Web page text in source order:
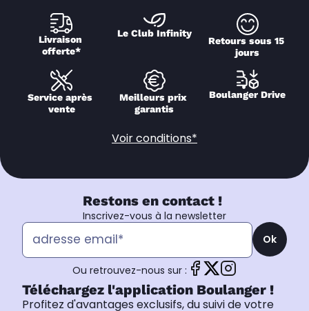
Livraison
offerte*
Le Club Infinity
Retours sous 15
jours
Service après
vente
Meilleurs prix
garantis
Boulanger Drive
Voir conditions*
Restons en contact !
Inscrivez-vous à la newsletter
Ok
Ou retrouvez-nous sur :
Téléchargez l'application Boulanger !
Profitez d'avantages exclusifs, du suivi de votre